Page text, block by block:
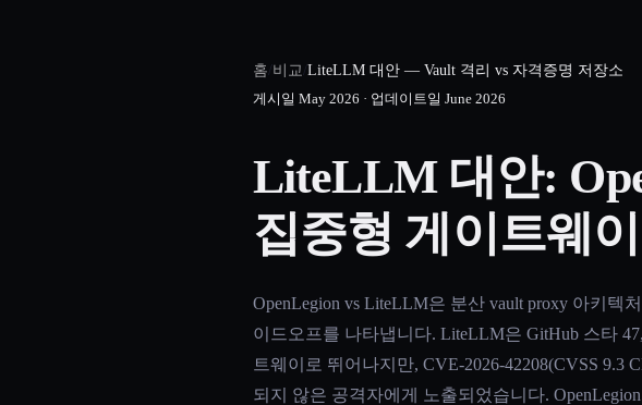
홈/비교/LiteLLM 대안 — Vault 격리 vs 자격증명 저장소
게시일 May 2026 · 업데이트일 June 2026
LiteLLM 대안:
집중형 게이트웨이
OpenLegion vs LiteLLM은 분산 vault proxy 아키
이드오프를 나타냅니다. LiteLLM은 GitHub 스타
트웨이로 뛰어나지만, CVE-2026-42208(CVSS
되지 않은 공격자에게 노출되었습니다.